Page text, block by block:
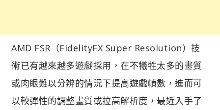
AMD FSR（FidelityFX Super Resolution）技
術已有越來越多遊戲採用，在不犧牲太多的畫質
或肉眼難以分辨的情況下提高遊戲幀數，進而可
以較彈性的調整畫質或拉高解析度，最近入手了